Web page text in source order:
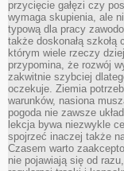
przycięcie gałęzi czy
wymaga skupienia, ale
typową dla pracy
także doskonałą
którym wiele rzeczy
przypomina, że rozwój
zakwitnie szybciej
oczekuje. Ziemia
warunków, nasiona
pogoda nie zawsze
lekcja bywa niezwykle
spojrzeć inaczej także
Czasem warto
nie pojawiają się od